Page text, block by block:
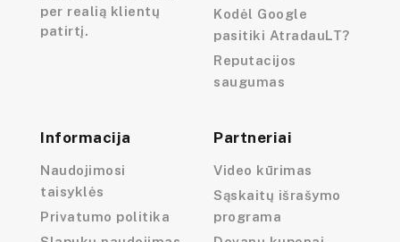
per realią klientų
patirtį.
Kodėl Google
pasitiki AtradauLT?
Reputacijos
saugumas
Informacija
Naudojimosi
taisyklės
Privatumo politika
Partneriai
Video kūrimas
Sąskaitų išrašymo
programa